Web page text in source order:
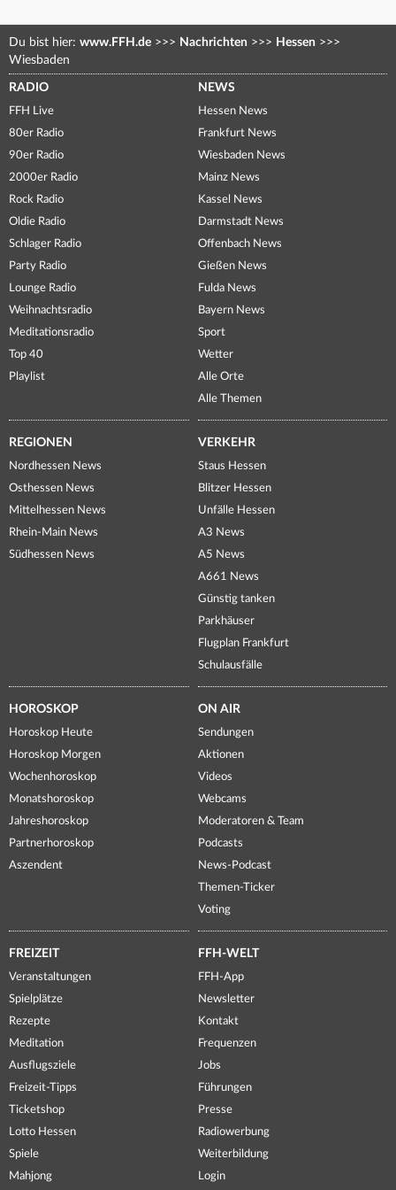
Du bist hier: www.FFH.de >>> Nachrichten >>> Hessen >>>
Wiesbaden
RADIO
FFH Live
80er Radio
90er Radio
2000er Radio
Rock Radio
Oldie Radio
Schlager Radio
Party Radio
Lounge Radio
Weihnachtsradio
Meditationsradio
Top 40
Playlist
NEWS
Hessen News
Frankfurt News
Wiesbaden News
Mainz News
Kassel News
Darmstadt News
Offenbach News
Gießen News
Fulda News
Bayern News
Sport
Wetter
Alle Orte
Alle Themen
REGIONEN
Nordhessen News
Osthessen News
Mittelhessen News
Rhein-Main News
Südhessen News
VERKEHR
Staus Hessen
Blitzer Hessen
Unfälle Hessen
A3 News
A5 News
A661 News
Günstig tanken
Parkhäuser
Flugplan Frankfurt
Schulausfälle
HOROSKOP
Horoskop Heute
Horoskop Morgen
Wochenhoroskop
Monatshoroskop
Jahreshoroskop
Partnerhoroskop
Aszendent
ON AIR
Sendungen
Aktionen
Videos
Webcams
Moderatoren & Team
Podcasts
News-Podcast
Themen-Ticker
Voting
FREIZEIT
Veranstaltungen
Spielplätze
Rezepte
Meditation
Ausflugsziele
Freizeit-Tipps
Ticketshop
Lotto Hessen
Spiele
Mahjong
FFH-WELT
FFH-App
Newsletter
Kontakt
Frequenzen
Jobs
Führungen
Presse
Radiowerbung
Weiterbildung
Login